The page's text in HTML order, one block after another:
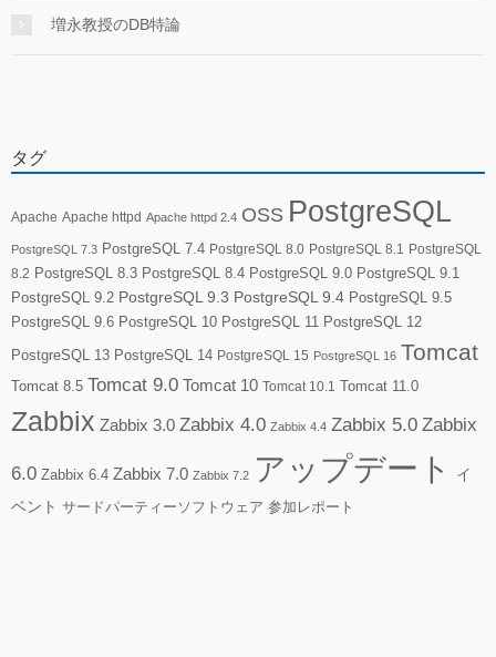
増永教授のDB特論
タグ
Apache Apache httpd Apache httpd 2.4 OSS PostgreSQL
PostgreSQL 7.3 PostgreSQL 7.4 PostgreSQL 8.0 PostgreSQL 8.1
PostgreSQL
8.2 PostgreSQL 8.3 PostgreSQL 8.4 PostgreSQL 9.0 PostgreSQL 9.1
PostgreSQL 9.2 PostgreSQL 9.3 PostgreSQL 9.4 PostgreSQL 9.5
PostgreSQL 9.6 PostgreSQL 10 PostgreSQL 11 PostgreSQL 12
PostgreSQL 13 PostgreSQL 14 PostgreSQL 15 PostgreSQL 16 Tomcat
Tomcat 8.5 Tomcat 9.0 Tomcat 10 Tomcat 10.1 Tomcat 11.0
Zabbix Zabbix 3.0 Zabbix 4.0 Zabbix 4.4 Zabbix 5.0 Zabbix
6.0 Zabbix 6.4 Zabbix 7.0 Zabbix 7.2 アップデート
イ
ベント サードパーティーソフトウェア 参加レポート